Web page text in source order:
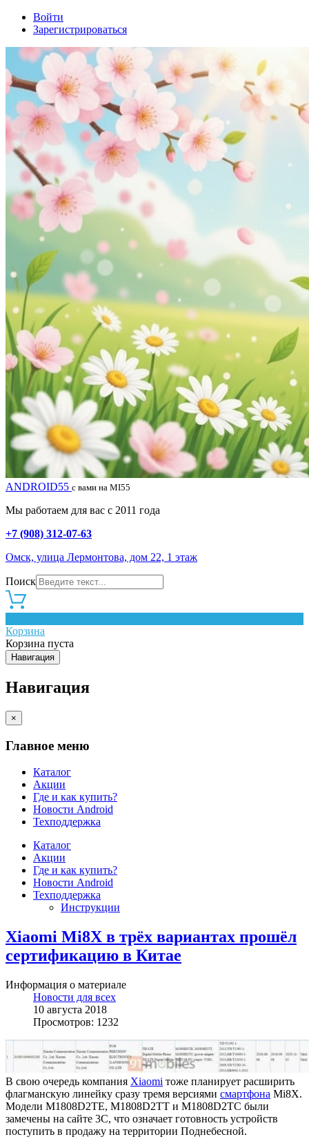
Войти
Зарегистрироваться
ANDROID55 с вами на MI55
Мы работаем для вас с 2011 года
+7 (908) 312-07-63
Омск, улица Лермонтова, дом 22, 1 этаж
Поиск
Корзина
Корзина пуста
Навигация
Навигация
×
Главное меню
Каталог
Акции
Где и как купить?
Новости Android
Техподдержка
Каталог
Акции
Где и как купить?
Новости Android
Техподдержка
Инструкции
Xiaomi Mi8X в трёх вариантах прошёл
сертификацию в Китае
Информация о материале
Новости для всех
10 августа 2018
Просмотров: 1232
В свою очередь компания Xiaomi тоже планирует расширить
флагманскую линейку сразу тремя версиями смартфона Mi8X.
Модели M1808D2TE, M1808D2TT и M1808D2TC были
замечены на сайте 3C, что означает готовность устройств
поступить в продажу на территории Поднебесной.